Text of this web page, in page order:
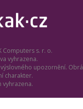
Computers s. r. o.
vyhrazena.
upozornění.
charakter.
vyhrazena.